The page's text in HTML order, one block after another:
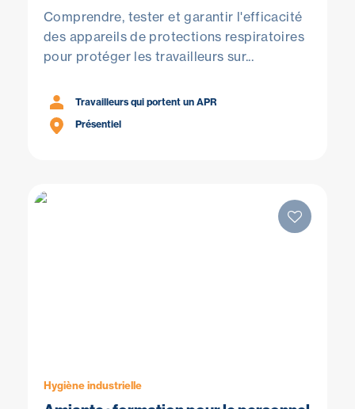
Comprendre, tester et garantir l'efficacité
des appareils de protections respiratoires
pour protéger les travailleurs sur...
Travailleurs qui portent un APR
Présentiel
Hygiène industrielle